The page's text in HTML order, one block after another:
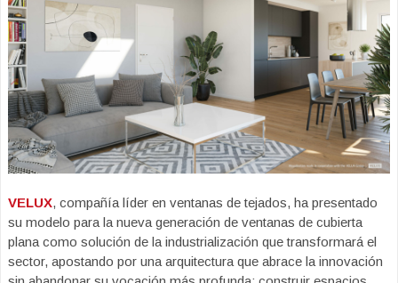
VELUX, compañía líder en ventanas de tejados, ha presentado
su modelo para la nueva generación de ventanas de cubierta
plana como solución de la industrialización que transformará el
sector, apostando por una arquitectura que abrace la innovación